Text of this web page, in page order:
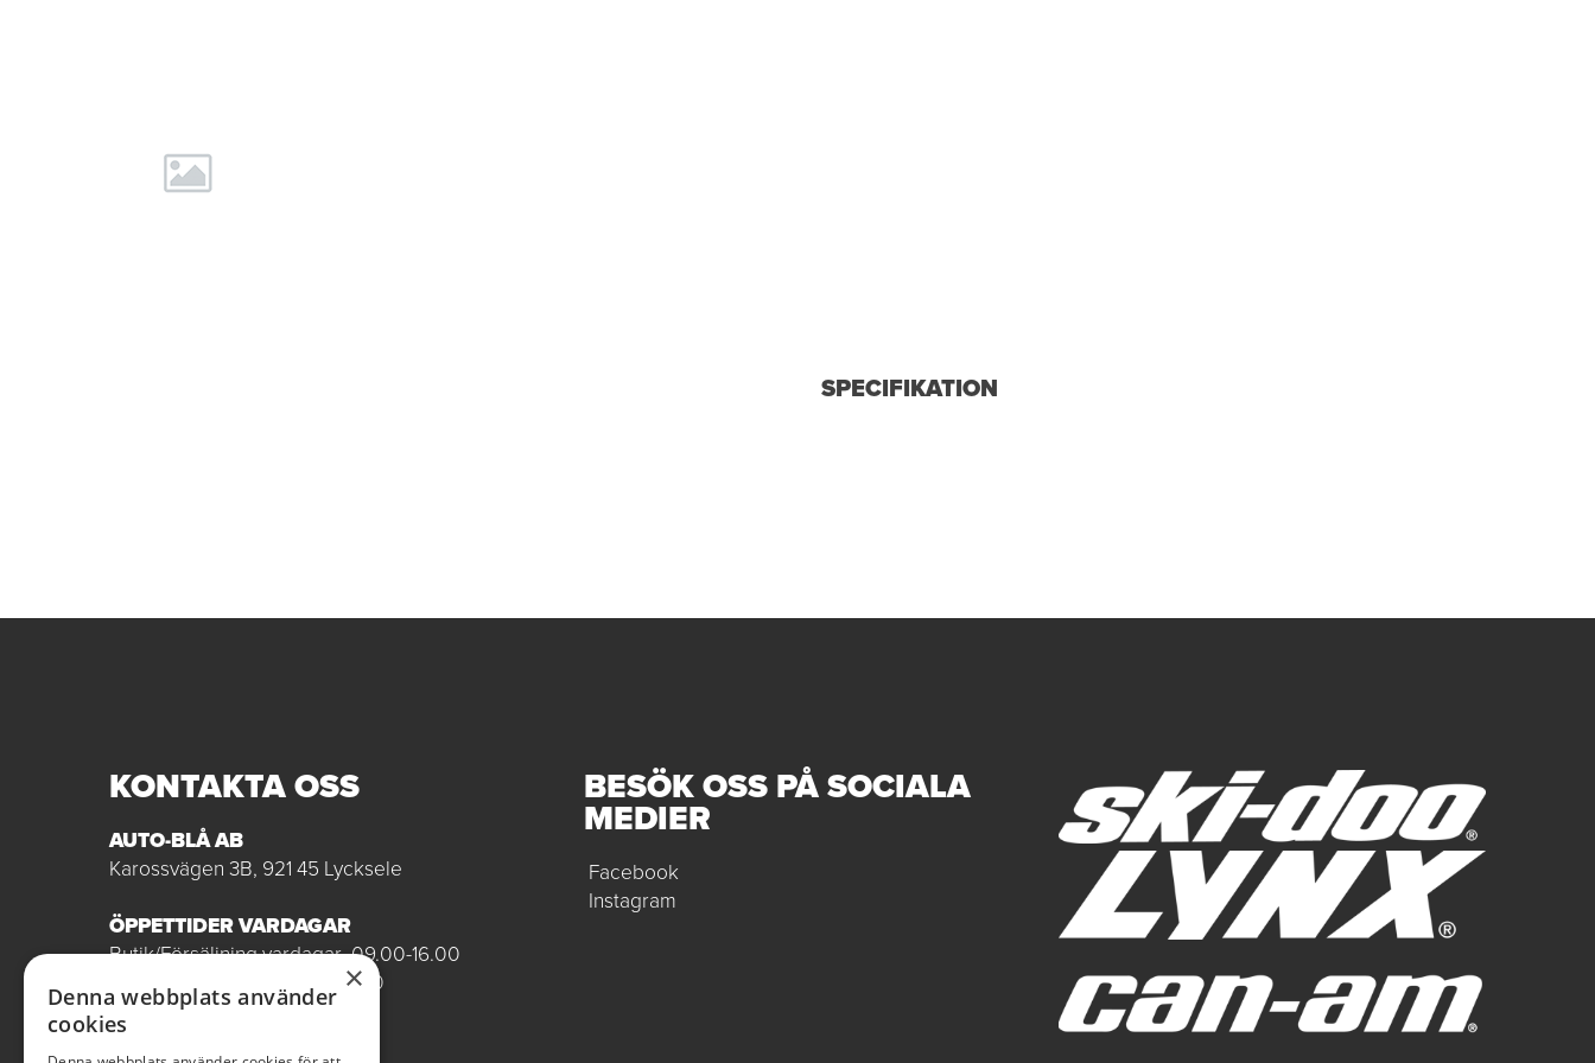
SPECIFIKATION
KONTAKTA OSS
AUTO-BLÅ AB
Karossvägen 3B, 921 45 Lycksele
ÖPPETTIDER VARDAGAR
Butik/Försäljning vardagar 09.00-16.00
Verkstad vardagar 07.00-16.00
Röda dagar stängt
BESÖK OSS PÅ SOCIALA
MEDIER
Facebook
Instagram
×
Denna webbplats använder
cookies